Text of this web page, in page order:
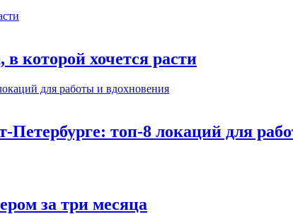
которой хочется расти
топ-8 локаций для
за три месяца